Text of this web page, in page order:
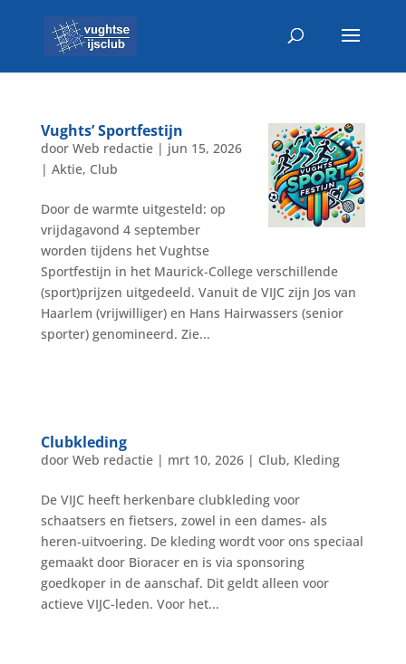
Vughts’ Sportfestijn
door Web redactie| jun 15, 2026
| Aktie, Club
Door de warmte uitgesteld: op
vrijdagavond 4 september
worden tijdens het Vughtse
Sportfestijn in het Maurick-College verschillende
(sport)prijzen uitgedeeld. Vanuit de VIJC zijn Jos van
Haarlem (vrijwilliger) en Hans Hairwassers (senior
sporter) genomineerd. Zie...
Clubkleding
door Web redactie| mrt 10, 2026| Club, Kleding
De VIJC heeft herkenbare clubkleding voor
schaatsers en fietsers, zowel in een dames- als
heren-uitvoering. De kleding wordt voor ons speciaal
gemaakt door Bioracer en is via sponsoring
goedkoper in de aanschaf. Dit geldt alleen voor
actieve VIJC-leden. Voor het...